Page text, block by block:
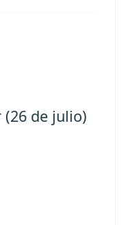
(26 de julio)